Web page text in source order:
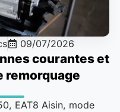
09/07/2026
courantes et
remorquage
EAT8 Aisin, mode